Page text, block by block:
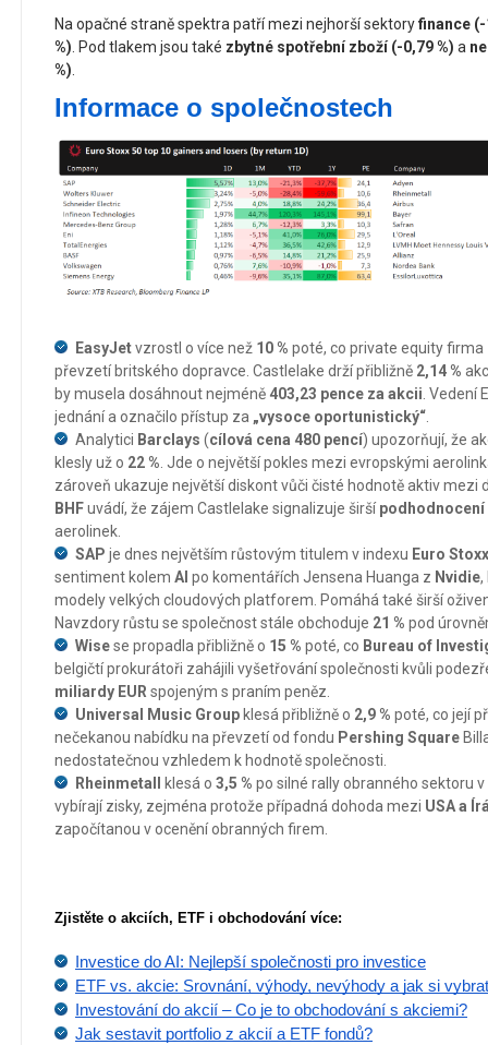
Na opačné straně spektra patří mezi nejhorší sektoryfinance (-
%) . Pod tlakem jsou také zbytné spotřební zboží (-0,79 %) a
%)
Informace o společnostech
EasyJetvzrostl o více než 10 % poté, co private equity firma
převzetí britského dopravce. Castlelake drží přibližně 2,14 %
by musela dosáhnout nejméně 403,23 pence za akcii .
jednání a označilo přístup za „vysoce oportunistický“
Analytici Barclays (cílová cena 480 pencí) upozorňují, že
klesly už o 22 % . Jde o největší pokles mezi evropskými
zároveň ukazuje největší diskont vůči čisté hodnotě aktiv mezi
BHFuvádí, že zájem Castlelake signalizuje širšípodhodnocení
aerolinek.
SAP je dnes největším růstovým titulem v indexu Euro
sentiment kolem AI po komentářích Jensena Huanga z Nvidie,
modely velkých cloudových platforem. Pomáhá také širší
Navzdory růstu se společnost stále obchoduje 21 % pod
Wisese propadla přibližně o 15 % poté, co Bureau of
belgičtí prokurátoři zahájili vyšetřování společnosti kvůli
miliardy EUR spojeným s praním peněz.
Universal Music Group klesá přibližně o 2,9 % poté, co její
nečekanou nabídku na převzetí od fondu Pershing Square
nedostatečnou vzhledem k hodnotě společnosti.
Rheinmetall
klesá o 3,5 % po silné rally obranného sektoru
vybírají zisky, zejména protože případná dohoda mezi USA a
započítanou v ocenění obranných firem.
Zjistěte o akciích, ETF i obchodování více:
Investice do AI: Nejlepší společnosti pro investice
ETF vs. akcie: Srovnání, výhody, nevýhody a jak si vybrat
Investování do akcií – Co je to obchodování s akciemi?
Jak sestavit portfolio z akcií a ETF fondů?